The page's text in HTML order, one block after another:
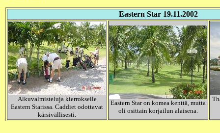
Eastern Star 19.11.2002
Alkuvalmisteluja kierrokselle
Eastern Starissa. Caddiet odottavat
kärsivällisesti.
Eastern Star on komea kenttä, mutta
oli osittain korjailun alaisena.